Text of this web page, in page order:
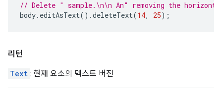
// Delete " sample.\n\n An" removing the
body. editAsText().deleteText(14, 25);
리턴
Text : 현재 요소의 텍스트 버전